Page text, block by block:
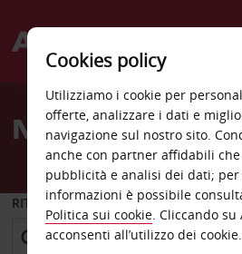
Welcome
AvisNoleggio auto
RITIRO DA
Cookies policy
Utilizziamo i cookie per
offerte, analizzare i dati e
navigazione sul nostro sito.
anche con partner affidabili
pubblicità e analisi dei dati; per
informazioni è possibile
Politica sui cookie. Cliccando su
acconsenti all’utilizzo dei cookie.